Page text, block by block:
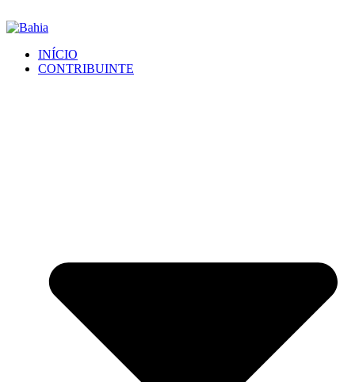
INÍCIO
CONTRIBUINTE